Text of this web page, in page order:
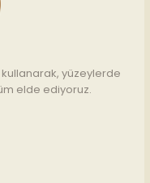
yüzeylerde
elde ediyoruz.